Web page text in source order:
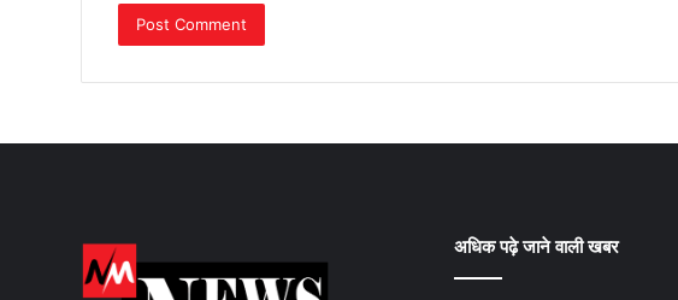
अधिक पढ़े जाने वाली खबर